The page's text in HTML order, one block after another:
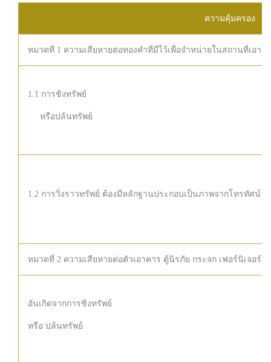
ความคุ้มครอง
หมวดที่ 1 ความเสียหายต่อทองคำที่มีไว้เพื่อจำหน่ายในสถานที่เอา
1.1 การชิงทรัพย์
หรือปล้นทรัพย์
1.2 การวิ่งราวทรัพย์ ต้องมีหลักฐานประกอบเป็นภาพจาก โทรทัศน์ว
หมวดที่ 2 ความเสียหายต่อตัวเอาคาร ตู้นิรภัย กระจก เฟอร์นิเจอ
อันเกิดจากการชิงทรัพย์
หรือ ปล้นทรัพย์